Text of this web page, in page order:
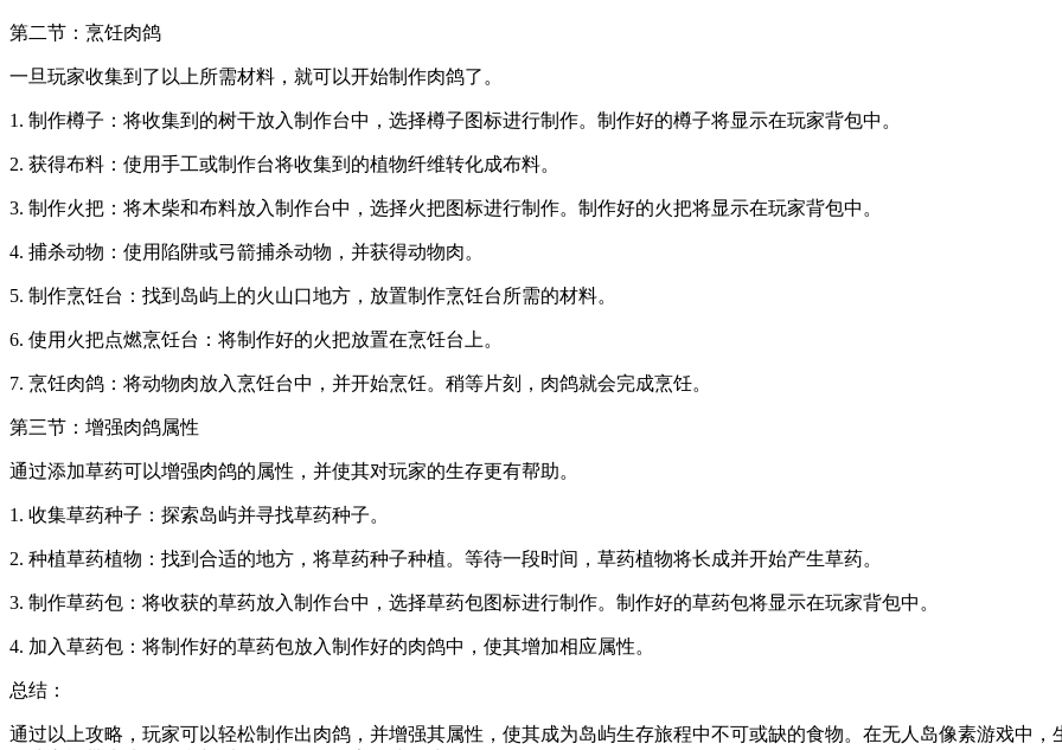
第二节：烹饪肉鸽
一旦玩家收集到了以上所需材料，就可以开始制作肉鸽了。
1. 制作樽子：将收集到的树干放入制作台中，选择樽子图标进行制作。制作好的樽子将显示在玩家背包中。
2. 获得布料：使用手工或制作台将收集到的植物纤维转化成布料。
3. 制作火把：将木柴和布料放入制作台中，选择火把图标进行制作。制作好的火把将显示在玩家背包中。
4. 捕杀动物：使用陷阱或弓箭捕杀动物，并获得动物肉。
5. 制作烹饪台：找到岛屿上的火山口地方，放置制作烹饪台所需的材料。
6. 使用火把点燃烹饪台：将制作好的火把放置在烹饪台上。
7. 烹饪肉鸽：将动物肉放入烹饪台中，并开始烹饪。稍等片刻，肉鸽就会完成烹饪。
第三节：增强肉鸽属性
通过添加草药可以增强肉鸽的属性，并使其对玩家的生存更有帮助。
1. 收集草药种子：探索岛屿并寻找草药种子。
2. 种植草药植物：找到合适的地方，将草药种子种植。等待一段时间，草药植物将长成并开始产生草药。
3. 制作草药包：将收获的草药放入制作台中，选择草药包图标进行制作。制作好的草药包将显示在玩家背包中。
4. 加入草药包：将制作好的草药包放入制作好的肉鸽中，使其增加相应属性。
总结：
通过以上攻略，玩家可以轻松制作出肉鸽，并增强其属性，使其成为岛屿生存旅程中不可或缺的食物。在无人岛像素游戏中